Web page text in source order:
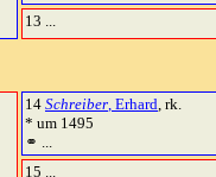
13 ...
14 Schreiber, Erhard, rk.
* um 1495
⚭ ...
15 ...